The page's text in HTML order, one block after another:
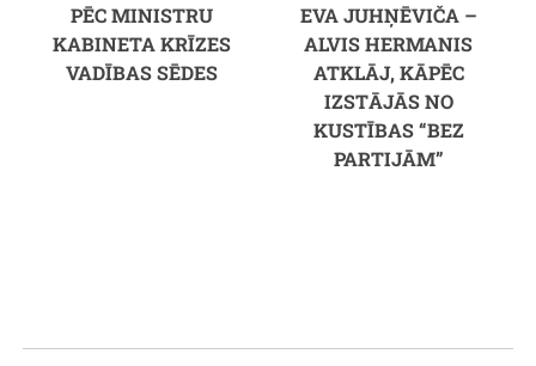
PĒC MINISTRU
KABINETA KRĪZES
VADĪBAS SĒDES
EVA JUHŅĒVIČA –
ALVIS HERMANIS
ATKLĀJ, KĀPĒC
IZSTĀJĀS NO
KUSTĪBAS “BEZ
PARTIJĀM”